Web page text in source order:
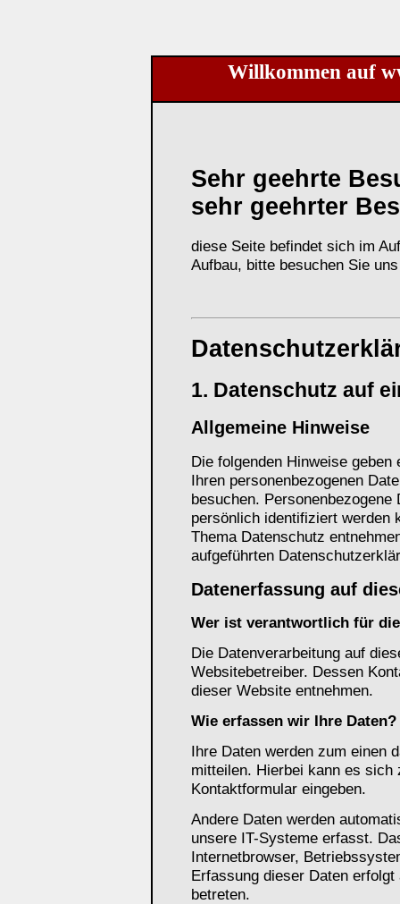
Willkommen auf
Sehr geehrte
sehr geehrter
diese Seite befindet sich im
Aufbau, bitte besuchen Sie
1. Datenschutz auf
Allgemeine Hinweise
Die folgenden Hinweise
Ihren personenbezogenen
besuchen.
persönlich identifiziert werden
Thema Datenschutz
aufgeführten
Datenerfassung auf
Wer ist verantwortlich für
Die Datenverarbeitung auf
Websitebetreiber. Dessen
dieser Website entnehmen.
Wie erfassen wir Ihre Daten?
Ihre Daten werden zum einen
mitteilen. Hierbei kann es sich
Kontaktformular eingeben.
Andere Daten werden
unsere IT-Systeme erfasst.
Internetbrowser,
Erfassung dieser Daten
betreten.